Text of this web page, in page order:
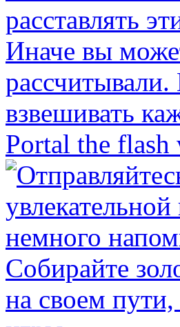
Portal the flash